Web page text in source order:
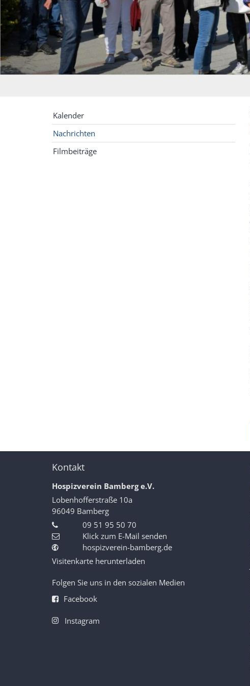
Kalender
Nachrichten
Filmbeiträge
Kontakt
Hospizverein Bamberg e.V.
Lobenhofferstraße 10a
96049 Bamberg
09 51 95 50 70
Klick zum E-Mail senden
hospizverein-bamberg.de
Visitenkarte herunterladen
Folgen Sie uns in den sozialen Medien
Facebook
Instagram